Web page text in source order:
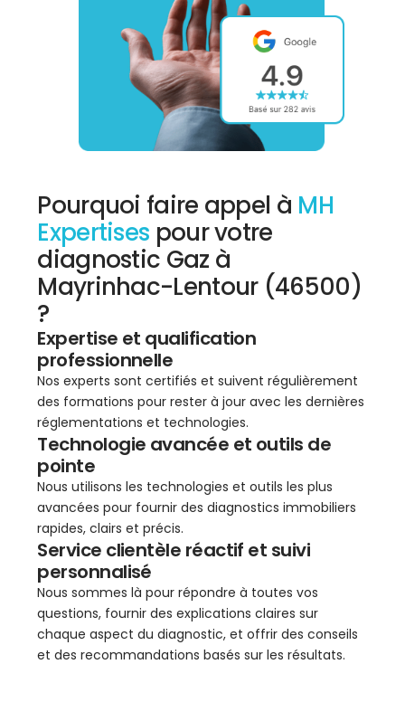
Pourquoi faire appel à MH
Expertises pour votre
diagnostic Gaz à
Mayrinhac-Lentour (46500)
?
Expertise et qualification
professionnelle
Nos experts sont certifiés et suivent régulièrement
des formations pour rester à jour avec les dernières
réglementations et technologies.
Technologie avancée et outils de
pointe
Nous utilisons les technologies et outils les plus
avancées pour fournir des diagnostics immobiliers
rapides, clairs et précis.
Service clientèle réactif et suivi
personnalisé
Nous sommes là pour répondre à toutes vos
questions, fournir des explications claires sur
chaque aspect du diagnostic, et offrir des conseils
et des recommandations basés sur les résultats.